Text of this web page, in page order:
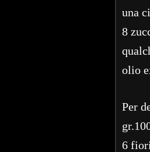
una
8
olio
Per
6